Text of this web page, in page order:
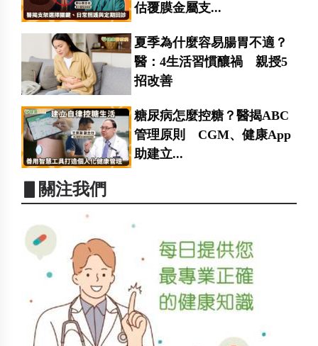
估覆膜金屬支...
夏季為什麼容易腸胃不適？
醫：4生活習慣釀禍 親授5
招改善
糖尿病怎麼控糖？醫揭ABC
管理原則 CGM、健康App
助建立...
▋關注我們